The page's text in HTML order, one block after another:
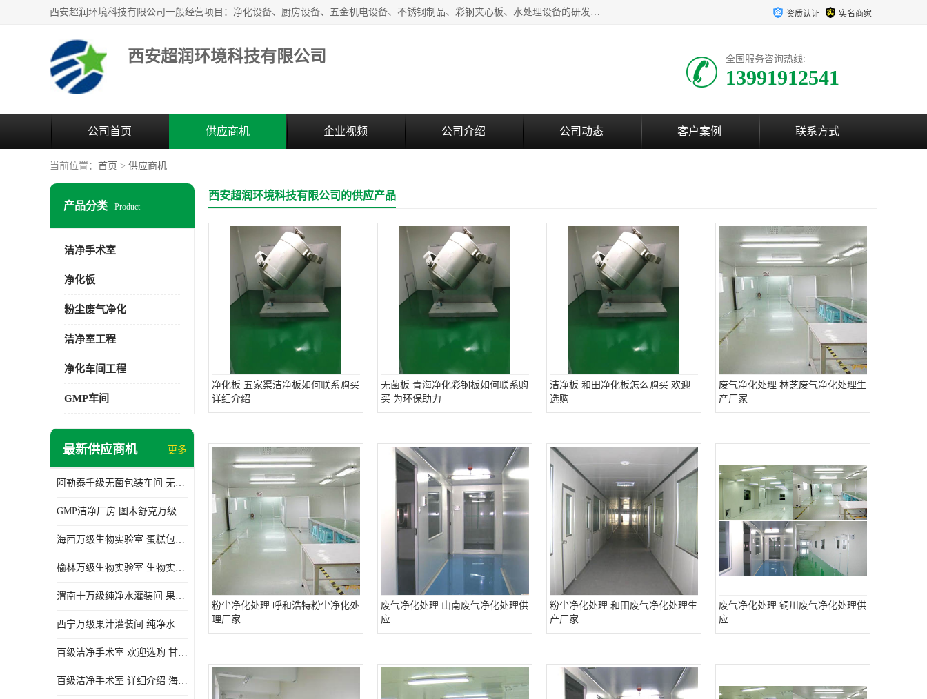
西安超润环境科技有限公司一般经营项目：净化设备、厨房设备、五金机电设备、不锈钢制品、彩钢夹心板、水处理设备的研发、销售；空气净化设备、办公设备、通风设备、建筑材料、金属材料的销售；净化工程、钢结构工程、机电设备工程的设计与施工及技术咨询服务；货物及技术的进出口的业务经营。 资质认证 实名商家
西安超润环境科技有限公司 全国服务咨询热线:
13991912541
公司首页 供应商机 企业视频 公司介绍 公司动态 客户案例 联系方式
当前位置： 首页 > 供应商机
产品分类 Product
洁净手术室
净化板
粉尘废气净化
洁净室工程
净化车间工程
GMP车间
最新供应商机 更多
阿勒泰千级无菌包装车间 无尘车间 欢迎选购
GMP洁净厂房 图木舒克万级GMP洁净厂房价格
海西万级生物实验室 蛋糕包装间 为环保助力
榆林万级生物实验室 生物实验室 欢迎选购
渭南十万级纯净水灌装间 果汁灌装间 使用说明介绍
西宁万级果汁灌装间 纯净水灌装间 详细介绍
百级洁净手术室 欢迎选购 甘肃百级洁净手术室报价表
百级洁净手术室 详细介绍 海东百级洁净手术室报价单
西安超润环境科技有限公司的供应产品
净化板 五家渠洁净板如何联系购买
详细介绍
无菌板 青海净化彩钢板如何联系购
买 为环保助力
洁净板 和田净化板怎么购买 欢迎
选购
废气净化处理 林芝废气净化处理生
产厂家
粉尘净化处理 呼和浩特粉尘净化处
理厂家
废气净化处理 山南废气净化处理供
应
粉尘净化处理 和田废气净化处理生
产厂家
废气净化处理 铜川废气净化处理供
应